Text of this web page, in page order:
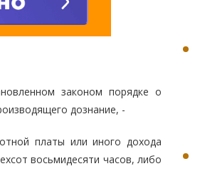
законом порядке о
дознание, -
платы или иного дохода
восьмидесяти часов, либо